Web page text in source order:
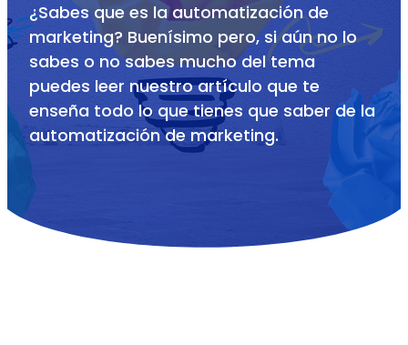
¿Sabes que es la automatización de
marketing? Buenísimo pero, si aún no lo
sabes o no sabes mucho del tema
puedes leer nuestro artículo que te
enseña todo lo que tienes que saber de la
automatización de marketing.